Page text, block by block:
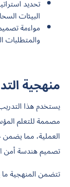
تحديد
البيئات
مواءمة
والمتطلبات
منهجية
يستخدم هذا
مصممة للتعلم
العملية، مما
تصميم هندسة أمن
تتضمن المنهجية